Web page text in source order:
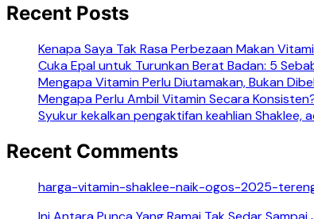
Recent Posts
Kenapa Saya Tak Rasa Perbezaan Makan
Cuka Epal untuk Turunkan Berat Badan: 5
Mengapa Vitamin Perlu Diutamakan, Bukan
Mengapa Perlu Ambil Vitamin Secara
Syukur kekalkan pengaktifan keahlian
Recent Comments
harga-vitamin-shaklee-naik-ogos-2025-